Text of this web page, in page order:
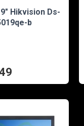
Hikvision Ds-
b